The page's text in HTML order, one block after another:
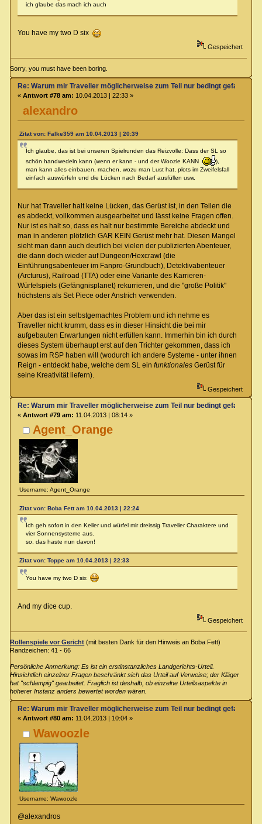
ich glaube das mach ich auch
You have my two D six
Gespeichert
Sorry, you must have been boring.
alexandro
Re: Warum mir Traveller möglicherweise zum Teil nur bedingt gefallen
« Antwort #78 am: 10.04.2013 | 22:33 »
Zitat von: Falke359 am 10.04.2013 | 20:39
Ich glaube, das ist bei unseren Spielrunden das Reizvolle: Dass der SL so
schön handwedeln kann (wenn er kann - und der Woozle KANN
),
man kann alles einbauen, machen, wozu man Lust hat, plots im Zweifelsfall
einfach auswürfeln und die Lücken nach Bedarf ausfüllen usw.
Nur hat Traveller halt keine Lücken, das Gerüst ist, in den Teilen die
es abdeckt, vollkommen ausgearbeitet und lässt keine Fragen offen.
Nur ist es halt so, dass es halt nur bestimmte Bereiche abdeckt und
man in anderen plötzlich GAR KEIN Gerüst mehr hat. Diesen Mangel
sieht man dann auch deutlich bei vielen der publizierten Abenteuer,
die dann doch wieder auf Dungeon/Hexcrawl (die
Einführungsabenteuer im Fanpro-Grundbuch), Detektivabenteuer
(Arcturus), Railroad (TTA) oder eine Variante des Karrieren-
Würfelspiels (Gefängnisplanet) rekurrieren, und die "große Politik"
höchstens als Set Piece oder Anstrich verwenden.
Aber das ist ein selbstgemachtes Problem und ich nehme es
Traveller nicht krumm, dass es in dieser Hinsicht die bei mir
aufgebauten Erwartungen nicht erfüllen kann. Immerhin bin ich durch
dieses System überhaupt erst auf den Trichter gekommen, dass ich
sowas im RSP haben will (wodurch ich andere Systeme - unter ihnen
Reign - entdeckt habe, welche dem SL ein funktionalesGerüst für
seine Kreativität liefern).
Gespeichert
Agent_Orange
Username: Agent_Orange
Re: Warum mir Traveller möglicherweise zum Teil nur bedingt gefallen
« Antwort #79 am: 11.04.2013 | 08:14 »
Zitat von: Boba Fett am 10.04.2013 | 22:24
Ich geh sofort in den Keller und würfel mir dreissig Traveller Charaktere und
vier Sonnensysteme aus.
so, das haste nun davon!
Zitat von: Toppe am 10.04.2013 | 22:33
You have my two D six
And my dice cup.
Gespeichert
Rollenspiele vor Gericht (mit besten Dank für den Hinweis an Boba Fett)
Randzeichen: 41 - 66
Persönliche Anmerkung: Es ist ein erstinstanzliches Landgerichts-Urteil.
Hinsichtlich einzelner Fragen beschränkt sich das Urteil auf Verweise; der Kläger
hat "schlampig" gearbeitet. Fraglich ist deshalb, ob einzelne Urteilsaspekte in
höherer Instanz anders bewertet worden wären.
Wawoozle
Username: Wawoozle
Re: Warum mir Traveller möglicherweise zum Teil nur bedingt gefallen
« Antwort #80 am: 11.04.2013 | 10:04 »
@alexandros